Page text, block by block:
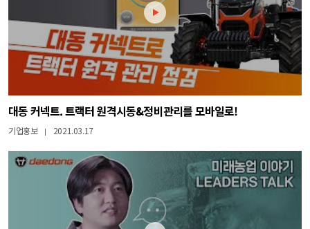
대동 커넥트. 트랙터 원격시동&정비관리를 모바일로!
기업홍보 | 2021.03.17